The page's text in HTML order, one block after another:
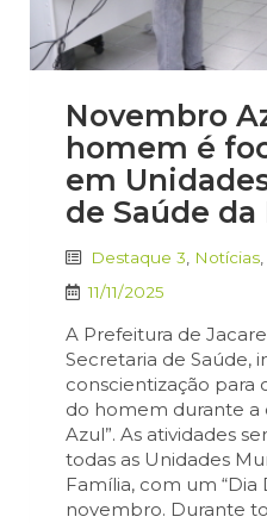
Novembro
homem é
em
de Saúde
Destaque 3 Notícias
11/11/2025
A Prefeitura de
Secretaria de Saúde,
conscientização para
do homem durante a
Azul”. As atividades
todas as Unidades
Família, com um “Dia
novembro. Durante